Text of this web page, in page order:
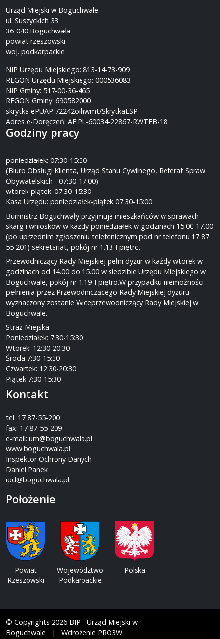
Urząd Miejski w Boguchwale
ul. Suszyckich 33
36-040 Boguchwała
powiat rzeszowski
woj. podkarpackie
NIP Urzędu Miejskiego: 813-14-73-909
REGON Urzędu Miejskiego: 000536083
NIP Gminy: 517-00-36-465
REGON Gminy: 690582000
skrytka ePUAP: /2242oihwmt/SkrytkaESP
Adres e-Doręczeń: AE:PL-60034-22867-RWTFB-18
Godziny pracy
poniedziałek: 07:30-15:30
(Biuro Obsługi Klienta, Urząd Stanu Cywilnego, Referat Spraw
Obywatelskich - 07:30-17:00)
wtorek-piątek: 07:30-15:30
Kasa Urzędu: poniedziałek-piątek 07:30-15:00
Burmistrz Boguchwały przyjmuje mieszkańców w sprawach
skarg i wniosków w każdy poniedziałek w godzinach 15.00-17.00
(po uprzednim zgłoszeniu telefonicznym pod nr telefonu 17 87
55 201) sekretariat, pokój nr 1.13-I piętro.
Przewodniczący Rady Miejskiej pełni dyżur w każdy wtorek w
godzinach od 14.00 do 15.00 w siedzibie Urzędu Miejskiego w
Boguchwale, pokój nr 1.19-I piętro.W przypadku niemożności
pełnienia przez Przewodniczącego Rady Miejskiej dyżuru
wyznaczony zostanie Wiceprzewodniczący Rady Miejskiej w
Boguchwale.
Straż Miejska
Poniedziałek: 7:30-15:30
Wtorek: 12:30-20:30
Środa 7:30-15:30
Czwartek: 12:30-20:30
Piątek 7:30-15:30
Kontakt
tel. 17 87-55-200
fax: 17 87-55-209
e-mail: um@boguchwala.pl
www.boguchwala.pl
Inspektor Ochrony Danych
Daniel Panek
iod@boguchwala.pl
Położenie
Powiat
Rzeszowski
Województwo
Podkarpackie
Polska
© Copyrights 2026 BIP - Urząd Miejski w
Boguchwale | Wdrożenie PRO3W